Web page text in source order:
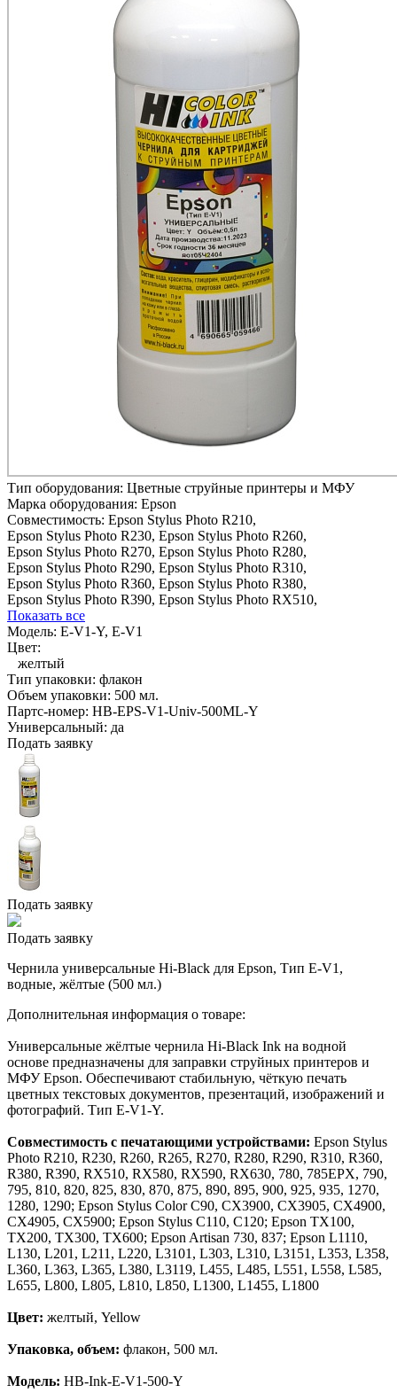
Тип оборудования: Цветные струйные принтеры и МФУ
Марка оборудования: Epson
Совместимость: Epson Stylus Photo R210,
Epson Stylus Photo R230, Epson Stylus Photo R260,
Epson Stylus Photo R270, Epson Stylus Photo R280,
Epson Stylus Photo R290, Epson Stylus Photo R310,
Epson Stylus Photo R360, Epson Stylus Photo R380,
Epson Stylus Photo R390, Epson Stylus Photo RX510,
Показать все
Модель: E-V1-Y, E-V1
Цвет:
желтый
Тип упаковки: флакон
Объем упаковки: 500 мл.
Партс-номер: HB-EPS-V1-Univ-500ML-Y
Универсальный: да
Подать заявку
Подать заявку
Подать заявку
Чернила универсальные Hi-Black для Epson, Тип E-V1,
водные, жёлтые (500 мл.)
Дополнительная информация о товаре:
Универсальные жёлтые чернила Hi-Black Ink на водной
основе предназначены для заправки струйных принтеров и
МФУ Epson. Обеспечивают стабильную, чёткую печать
цветных текстовых документов, презентаций, изображений и
фотографий. Тип E-V1-Y.
Совместимость с печатающими устройствами: Epson Stylus
Photo R210, R230, R260, R265, R270, R280, R290, R310, R360,
R380, R390, RX510, RX580, RX590, RX630, 780, 785EPX, 790,
795, 810, 820, 825, 830, 870, 875, 890, 895, 900, 925, 935, 1270,
1280, 1290; Epson Stylus Color C90, CX3900, CX3905, CX4900,
CX4905, CX5900; Epson Stylus C110, C120; Epson TX100,
TX200, TX300, TX600; Epson Artisan 730, 837; Epson L1110,
L130, L201, L211, L220, L3101, L303, L310, L3151, L353, L358,
L360, L363, L365, L380, L3119, L455, L485, L551, L558, L585,
L655, L800, L805, L810, L850, L1300, L1455, L1800
Цвет: желтый, Yellow
Упаковка, объем: флакон, 500 мл.
Модель: HB-Ink-E-V1-500-Y